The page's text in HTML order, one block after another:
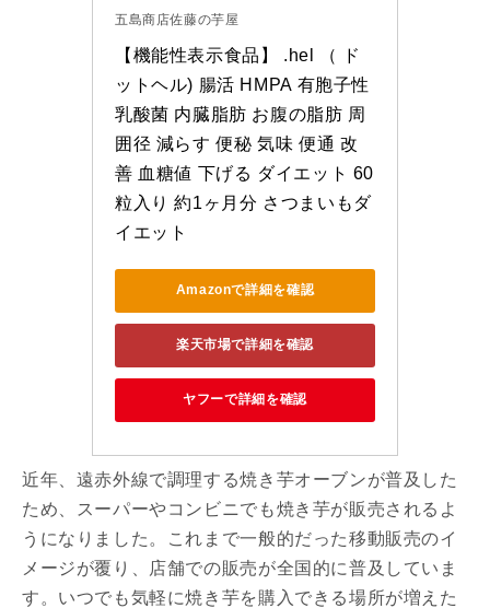
五島商店佐藤の芋屋
【機能性表示食品】 .hel （ ド
ットヘル) 腸活 HMPA 有胞子性
乳酸菌 内臓脂肪 お腹の脂肪 周
囲径 減らす 便秘 気味 便通 改
善 血糖値 下げる ダイエット 60
粒入り 約1ヶ月分 さつまいもダ
イエット
Amazonで詳細を確認
楽天市場で詳細を確認
ヤフーで詳細を確認
近年、遠赤外線で調理する焼き芋オーブンが普及した
ため、スーパーやコンビニでも焼き芋が販売されるよ
うになりました。これまで一般的だった移動販売のイ
メージが覆り、店舗での販売が全国的に普及していま
す。いつでも気軽に焼き芋を購入できる場所が増えた